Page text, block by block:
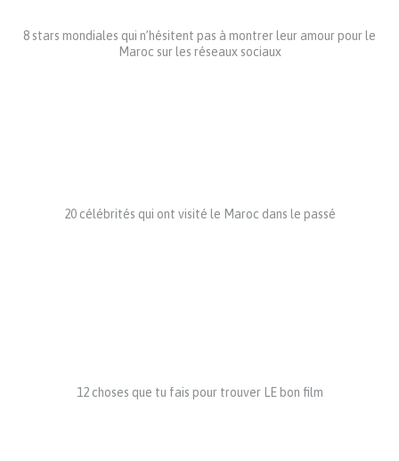
8 stars mondiales qui n’hésitent pas à montrer leur amour pour le
Maroc sur les réseaux sociaux
20 célébrités qui ont visité le Maroc dans le passé
12 choses que tu fais pour trouver LE bon film